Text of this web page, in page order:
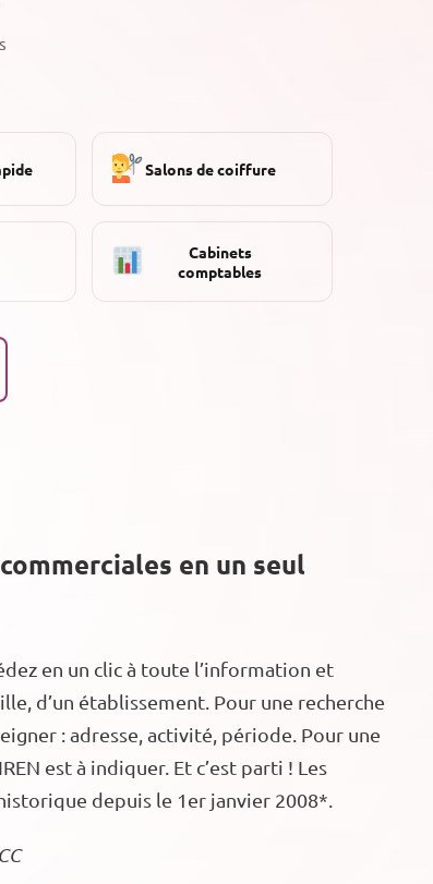
Salons de coiffure
Cabinets
comptables
en un seul
en un clic à toute l’information et
d’un établissement. Pour une recherche
: adresse, activité, période. Pour une
est à indiquer. Et c’est parti ! Les
depuis le 1er janvier 2008*.